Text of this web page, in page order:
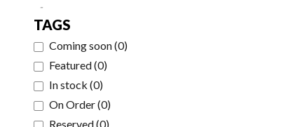
-
TAGS
Coming soon(0)
Featured(0)
In stock (0)
On Order(0)
Reserved(0)